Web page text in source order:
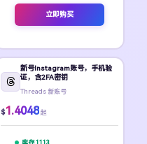
立即购买
新号Instagram账号，手机验
证，含2FA密钥
Threads 新账号
$1.4048 起
库存 1113